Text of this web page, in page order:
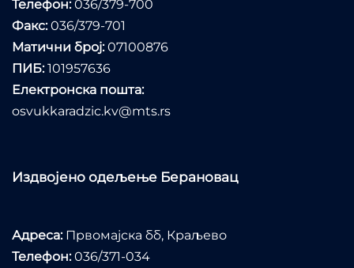
Телефон:036/379-700
Факс:036/379-701
Матични број:07100876
ПИБ:101957636
Електронска пошта:
osvukkaradzic.kv@mts.rs
Издвојено одељење Берановац
Адреса:Првомајска бб, Краљево
Телефон:036/371-034